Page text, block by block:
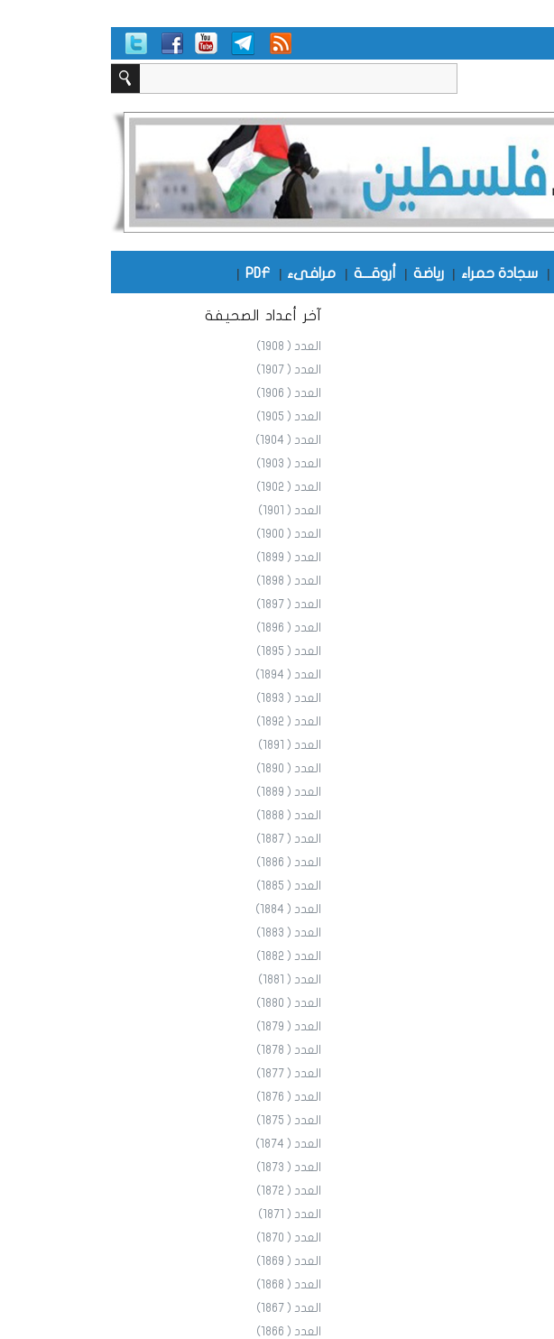
| سجادة حمراء | رياضة | أروقـــة | مرافىء |
PDF
|
آخر أعداد الصحيفة
العدد ( 1908)
العدد ( 1907)
العدد ( 1906)
العدد ( 1905)
العدد ( 1904)
العدد ( 1903)
العدد ( 1902)
العدد ( 1901)
العدد ( 1900)
العدد ( 1899)
العدد ( 1898)
العدد ( 1897)
العدد ( 1896)
العدد ( 1895)
العدد ( 1894)
العدد ( 1893)
العدد ( 1892)
العدد ( 1891)
العدد ( 1890)
العدد ( 1889)
العدد ( 1888)
العدد ( 1887)
العدد ( 1886)
العدد ( 1885)
العدد ( 1884)
العدد ( 1883)
العدد ( 1882)
العدد ( 1881)
العدد ( 1880)
العدد ( 1879)
العدد ( 1878)
العدد ( 1877)
العدد ( 1876)
العدد ( 1875)
العدد ( 1874)
العدد ( 1873)
العدد ( 1872)
العدد ( 1871)
العدد ( 1870)
العدد ( 1869)
العدد ( 1868)
العدد ( 1867)
العدد ( 1866)